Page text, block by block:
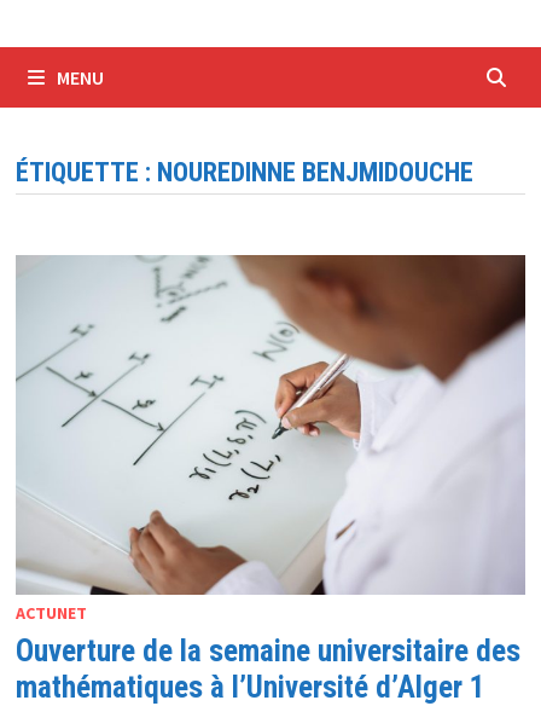
MENU
ÉTIQUETTE : NOUREDINNE BENJMIDOUCHE
ACTUNET
Ouverture de la semaine universitaire des
mathématiques à l’Université d’Alger 1